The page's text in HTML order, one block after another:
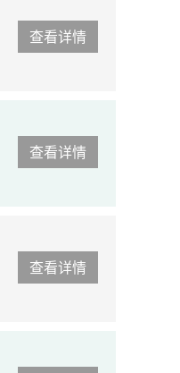
查看详情
查看详情
查看详情